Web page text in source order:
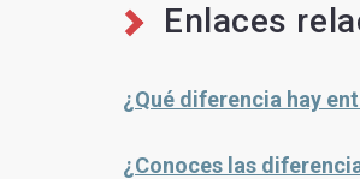
Enlaces
¿Qué diferencia hay
¿Conoces las